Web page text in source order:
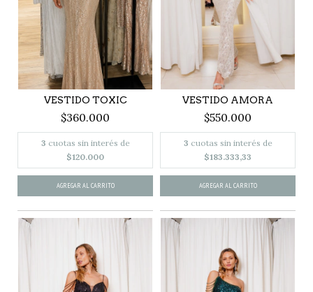
VESTIDO TOXIC
$360.000
3 cuotas sin interés de
$120.000
AGREGAR AL CARRITO
VESTIDO AMORA
$550.000
3 cuotas sin interés de
$183.333,33
AGREGAR AL CARRITO